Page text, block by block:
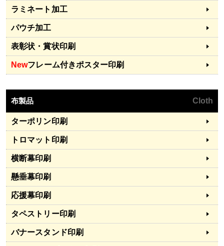
ラミネート加工
パウチ加工
表彰状・賞状印刷
Newフレーム付きポスター印刷
布製品 Cloth
ターポリン印刷
トロマット印刷
横断幕印刷
懸垂幕印刷
応援幕印刷
タペストリー印刷
バナースタンド印刷